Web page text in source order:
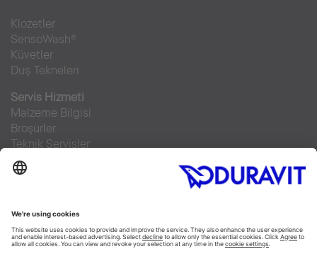
Klozetler
SensoWash®
Küvetler
Duş Tekneleri
Servis Hizmeti
Malzeme Bilgisi
Broşürler
Teknik Servisler
Sıkça sorulan sorular
Facebook
Instagram
Pinterest
RSS-Feed